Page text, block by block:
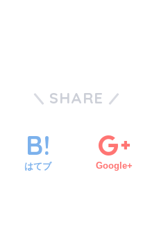
SHARE
はてブ Google+